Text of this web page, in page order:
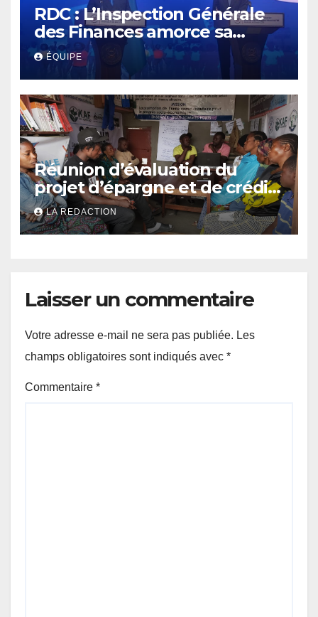
RDC : L’Inspection Générale
des Finances amorce sa
révolution numérique pour
un contrôle permanent des
finances publiques
ÉQUIPE
Réunion d’évaluation du
projet d’épargne et de crédit
de JIRANI MSAADA Asbl : des
résultats encourageants et
une expansion annoncée
LA REDACTION
Laisser un commentaire
Votre adresse e-mail ne sera pas publiée. Les
champs obligatoires sont indiqués avec *
Commentaire *